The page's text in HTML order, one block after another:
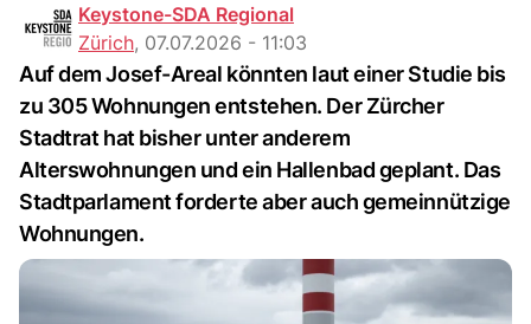
Keystone-SDA Regional
Zürich, 07.07.2026 - 11:03
Auf dem Josef-Areal könnten laut einer Studie bis
zu 305 Wohnungen entstehen. Der Zürcher
Stadtrat hat bisher unter anderem
Alterswohnungen und ein Hallenbad geplant. Das
Stadtparlament forderte aber auch gemeinnützige
Wohnungen.